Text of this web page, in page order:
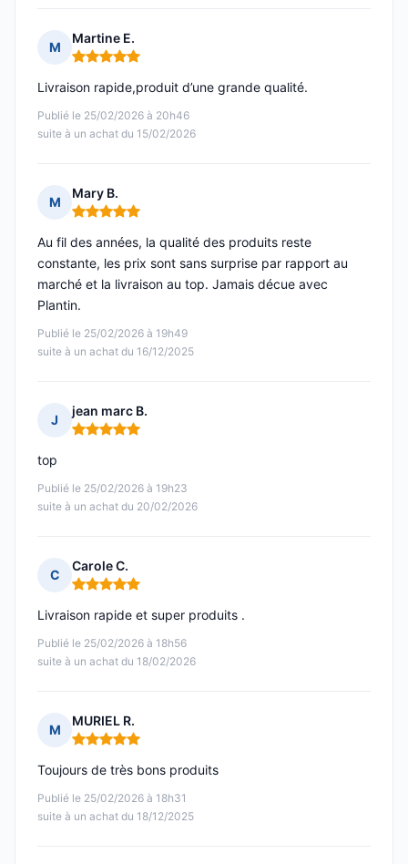
M
Martine E.
Note : 5 sur 5
Publié le 25/02/2026 à 20h46
suite à un achat du 15/02/2026
Livraison rapide,produit d’une grande qualité.
M
Mary B.
Note : 5 sur 5
Publié le 25/02/2026 à 19h49
suite à un achat du 16/12/2025
Au fil des années, la qualité des produits reste
constante, les prix sont sans surprise par rapport au
marché et la livraison au top. Jamais décue avec
Plantin.
J
jean marc B.
Note : 5 sur 5
Publié le 25/02/2026 à 19h23
suite à un achat du 20/02/2026
top
C
Carole C.
Note : 5 sur 5
Publié le 25/02/2026 à 18h56
suite à un achat du 18/02/2026
Livraison rapide et super produits .
M
MURIEL R.
Note : 5 sur 5
Publié le 25/02/2026 à 18h31
suite à un achat du 18/12/2025
Toujours de très bons produits